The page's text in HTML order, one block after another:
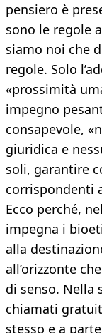
pensiero è
sono le regole
siamo noi che
regole. Solo
«prossimità
impegno
consapevole,
giuridica e
soli, garantire
corrispondenti
Ecco perché,
impegna i
alla
all’orizzonte
di senso. Nella
chiamati
stesso e a